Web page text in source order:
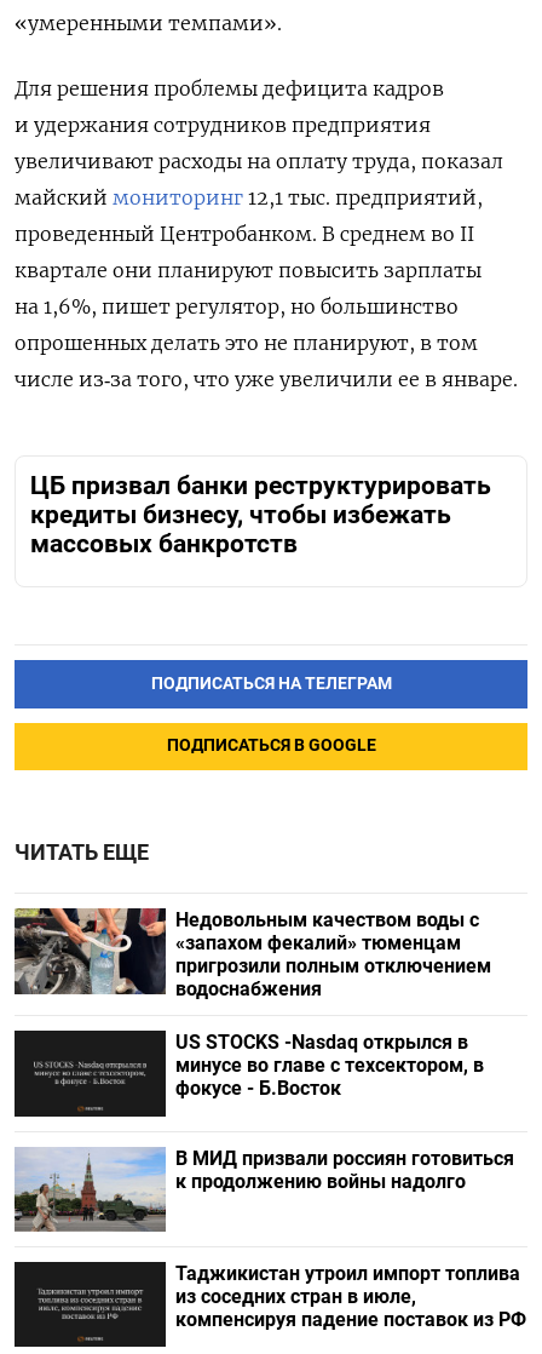
«умеренными темпами».
Для решения проблемы дефицита кадров
и удержания сотрудников предприятия
увеличивают расходы на оплату труда, показал
майский мониторинг 12,1 тыс. предприятий,
проведенный Центробанком. В среднем во II
квартале они планируют повысить зарплаты
на 1,6%, пишет регулятор, но большинство
опрошенных делать это не планируют, в том
числе из‑за того, что уже увеличили ее в январе.
ЦБ призвал банки реструктурировать
кредиты бизнесу, чтобы избежать
массовых банкротств
ПОДПИСАТЬСЯ НА ТЕЛЕГРАМ
ПОДПИСАТЬСЯ В GOOGLE
ЧИТАТЬ ЕЩЕ
Недовольным качеством воды с
«запахом фекалий» тюменцам
пригрозили полным отключением
водоснабжения
US STOCKS -Nasdaq открылся в
минусе во главе с техсектором, в
фокусе - Б.Восток
В МИД призвали россиян готовиться
к продолжению войны надолго
Таджикистан утроил импорт топлива
из соседних стран в июле,
компенсируя падение поставок из РФ